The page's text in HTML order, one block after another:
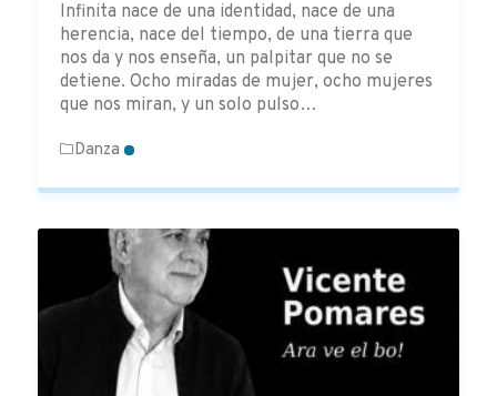
Infinita nace de una identidad, nace de una
herencia, nace del tiempo, de una tierra que
nos da y nos enseña, un palpitar que no se
detiene. Ocho miradas de mujer, ocho mujeres
que nos miran, y un solo pulso…
Danza